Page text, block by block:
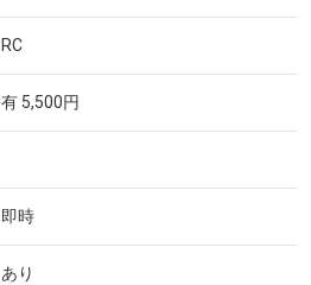
RC
有 5,500円
即時
あり